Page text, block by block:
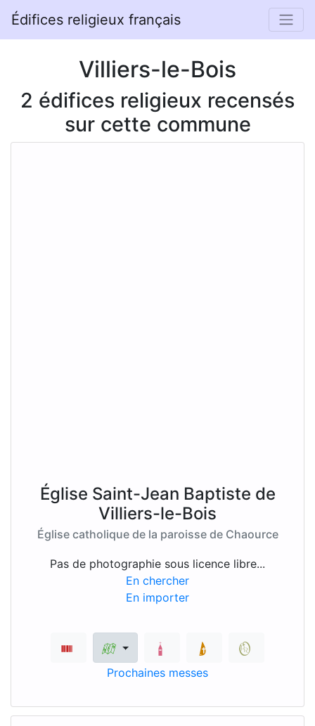
Édifices religieux français
Villiers-le-Bois
2 édifices religieux recensés
sur cette commune
Église Saint-Jean Baptiste de
Villiers-le-Bois
Église catholique de la paroisse de Chaource
Pas de photographie sous licence libre...
En chercher
En importer
Prochaines messes